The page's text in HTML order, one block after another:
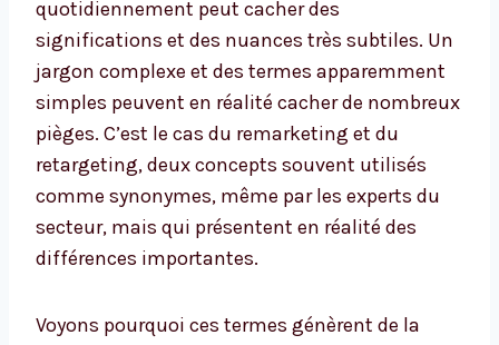
quotidiennement peut cacher des
significations et des nuances très subtiles. Un
jargon complexe et des termes apparemment
simples peuvent en réalité cacher de nombreux
pièges. C’est le cas du remarketing et du
retargeting, deux concepts souvent utilisés
comme synonymes, même par les experts du
secteur, mais qui présentent en réalité des
différences importantes.
Voyons pourquoi ces termes génèrent de la